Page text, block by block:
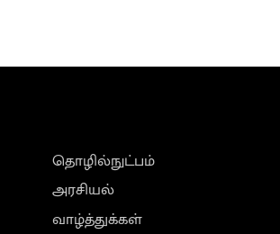
தொழில்நுட்பம்
அரசியல்
வாழ்த்துக்கள்